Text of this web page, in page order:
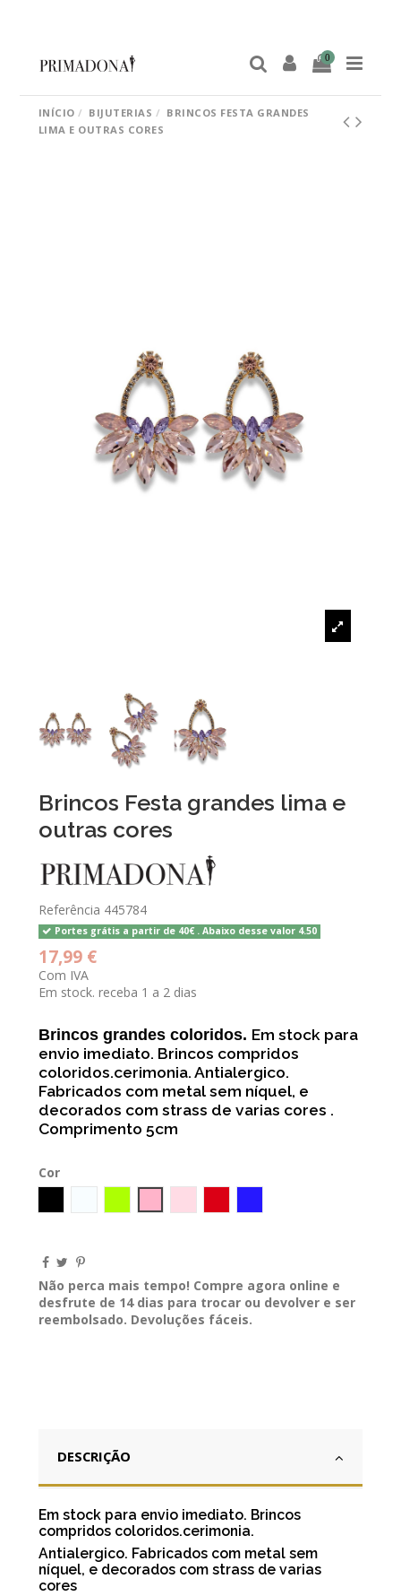
0
INÍCIO BIJUTERIAS
BRINCOS FESTA GRANDES
LIMA E OUTRAS CORES
Brincos Festa grandes lima e
outras cores
Referência 445784
Portes grátis a partir de 40€ . Abaixo desse valor 4.50
17,99 €
Com IVA
Em stock. receba 1 a 2 dias
Brincos grandes coloridos. Em stock para
envio imediato. Brincos compridos
coloridos.cerimonia. Antialergico.
Fabricados com metal sem níquel, e
decorados com strass de varias cores .
Comprimento 5cm
Cor
Não perca mais tempo! Compre agora online e
desfrute de 14 dias para trocar ou devolver e ser
reembolsado. Devoluções fáceis.
DESCRIÇÃO
Em stock para envio imediato. Brincos
compridos coloridos.cerimonia.
Antialergico. Fabricados com metal sem
níquel, e decorados com strass de varias
cores